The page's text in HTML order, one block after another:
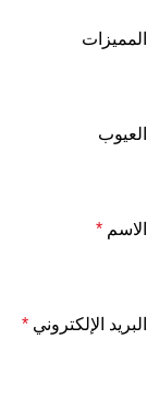
المميزات
العيوب
الاسم *
البريد الإلكتروني *